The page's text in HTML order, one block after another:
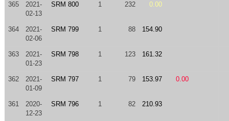
365
2021-
02-13
SRM 800 1 232 0.00
364
2021-
02-06
SRM 799 1 88 154.90
363
2021-
01-23
SRM 798 1 123 161.32
362
2021-
01-09
SRM 797 1 79 153.97 0.00
361
2020-
12-23
SRM 796 1 82 210.93